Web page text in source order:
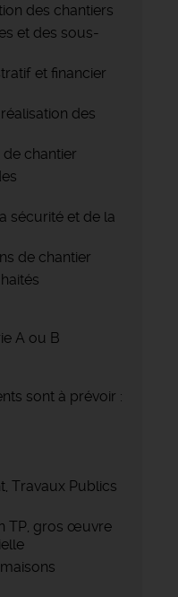
des chantiers
et des sous-
et financier
des
chantier
sécurité et de la
de chantier
A ou B
sont à prévoir :
Travaux Publics
TP, gros œuvre